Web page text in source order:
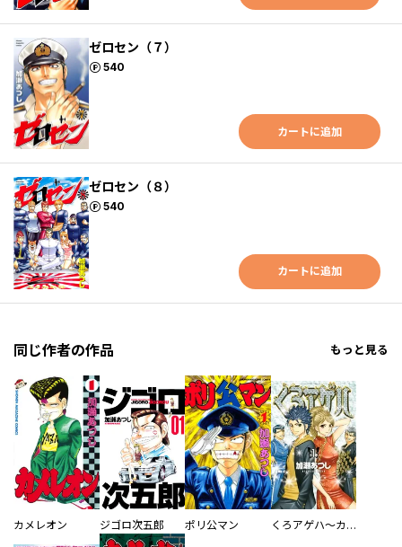
ゼロセン（７）
540
ポイント
カートに追加
ゼロセン（８）
540
ポイント
カートに追加
同じ作者の作品 もっと見る
カメレオン ジゴロ次五郎 ポリ公マン くろアゲハ～カメレオン外伝～